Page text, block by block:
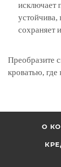
исключает
устойчива,
сохраняет
Преобразите
кроватью, где
О